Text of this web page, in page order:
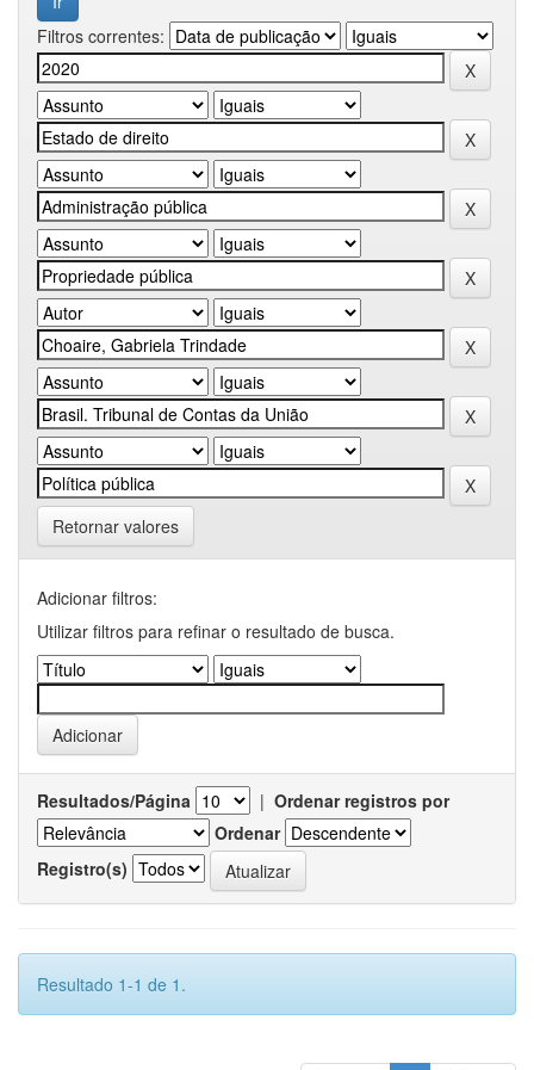
Filtros correntes:
Retornar valores
Adicionar filtros:
Utilizar filtros para refinar o resultado de busca.
Resultados/Página | Ordenar registros por
Ordenar
Registro(s)
Resultado 1-1 de 1.